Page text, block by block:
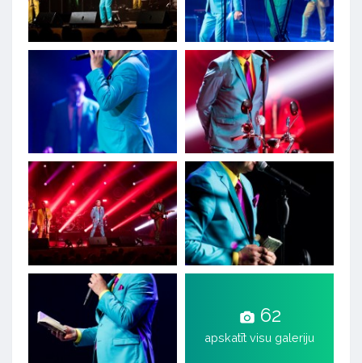
62
apskatīt visu galeriju